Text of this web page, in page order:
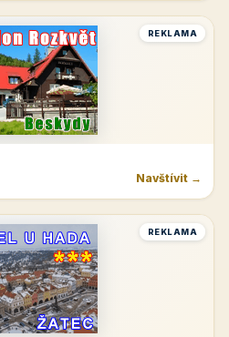
REKLAMA
Navštívit →
REKLAMA